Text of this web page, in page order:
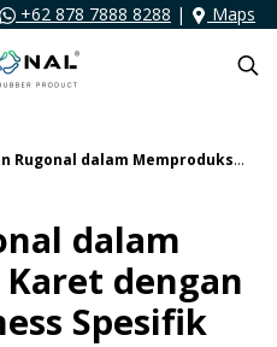
+62 878 7888 8288 | Maps
dalam Memproduksi Karet dengan Tingkat Hardness Spesifik
dalam
dengan
Spesifik